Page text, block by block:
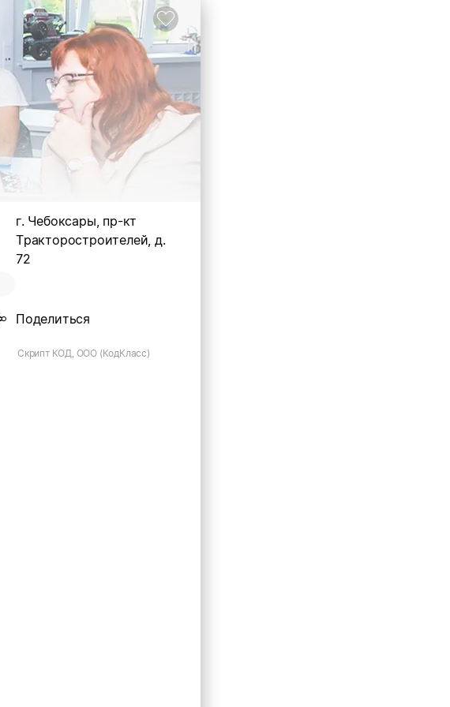
г. Чебоксары, пр-кт
Тракторостроителей, д.
72
Поделиться
Скрипт КОД, ООО (КодКласс)